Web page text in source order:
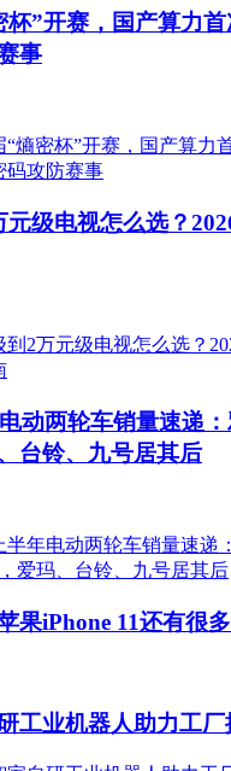
杯”开赛，国产算力
事
元级电视怎么选？
动两轮车销量速递
台铃、九号居其后
果iPhone 11还有很
工业机器人助力工